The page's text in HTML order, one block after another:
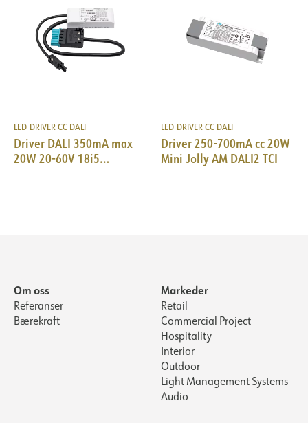
LED-DRIVER CC DALI
Driver DALI 350mA max
20W 20-60V 18i5
LED-DRIVER CC DALI
Driver 250-700mA cc 20W
Mini Jolly AM DALI2 TCI
Om oss
Referanser
Bærekraft
Markeder
Retail
Commercial Project
Hospitality
Interior
Outdoor
Light Management Systems
Audio